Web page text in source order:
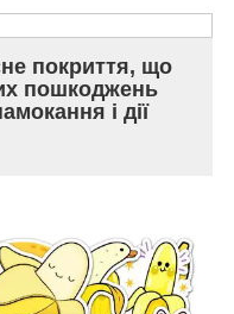
покриття, що
пошкоджень
і дії